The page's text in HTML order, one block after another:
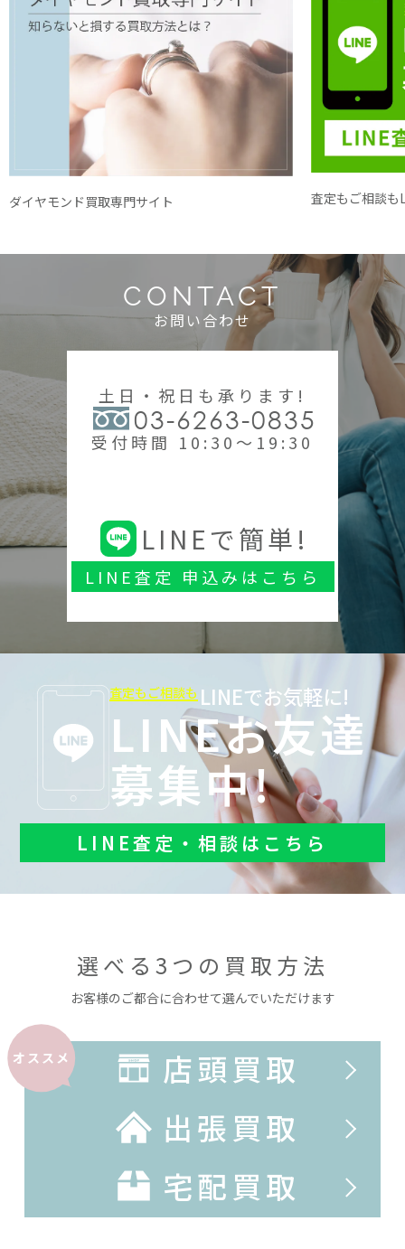
ダイヤモンド買取専門サイト 査定もご相談も
CONTACT
お問い合わせ
土日・祝日も承ります!
03-6263-0835
受付時間 10:30～19:30
LINEで簡単!
LINE査定 申込みはこちら
査定もご相談も LINEでお気軽に!
LINEお友達
募集中!
LINE査定・相談はこちら
選べる3つの買取方法
お客様のご都合に合わせて選んでいただけます
オススメ
店頭買取
出張買取
宅配買取